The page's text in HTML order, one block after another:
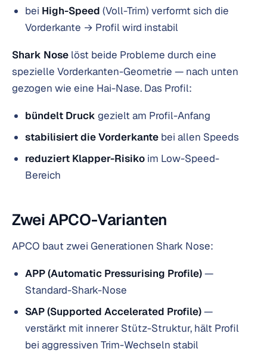
bei High-Speed (Voll-Trim) verformt sich die
Vorderkante → Profil wird instabil
Shark Nose löst beide Probleme durch eine
spezielle Vorderkanten-Geometrie — nach unten
gezogen wie eine Hai-Nase. Das Profil:
bündelt Druck gezielt am Profil-Anfang
stabilisiert die Vorderkante bei allen Speeds
reduziert Klapper-Risiko im Low-Speed-
Bereich
Zwei APCO-Varianten
APCO baut zwei Generationen Shark Nose:
APP (Automatic Pressurising Profile)—
Standard-Shark-Nose
SAP (Supported Accelerated Profile)—
verstärkt mit innerer Stütz-Struktur, hält Profil
bei aggressiven Trim-Wechseln stabil